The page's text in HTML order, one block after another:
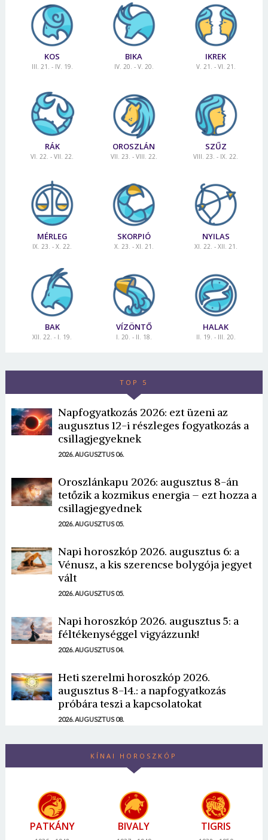
KOS
III. 21. - IV. 19.
BIKA
IV. 20. - V. 20.
IKREK
V. 21. - VI. 21.
RÁK
VI. 22. - VII. 22.
OROSZLÁN
VII. 23. - VIII. 22.
SZŰZ
VIII. 23. - IX. 22.
MÉRLEG
IX. 23. - X. 22.
SKORPIÓ
X. 23. - XI. 21.
NYILAS
XI. 22. - XII. 21.
BAK
XII. 22. - I. 19.
VÍZÖNTŐ
I. 20. - II. 18.
HALAK
II. 19. - III. 20.
TOP 5
Napfogyatkozás 2026: ezt üzeni az
augusztus 12-i részleges fogyatkozás a
csillagjegyeknek
2026. AUGUSZTUS 06.
Oroszlánkapu 2026: augusztus 8-án
tetőzik a kozmikus energia – ezt hozza a
csillagjegyednek
2026. AUGUSZTUS 05.
Napi horoszkóp 2026. augusztus 6: a
Vénusz, a kis szerencse bolygója jegyet
vált
2026. AUGUSZTUS 05.
Napi horoszkóp 2026. augusztus 5: a
féltékenységgel vigyázzunk!
2026. AUGUSZTUS 04.
Heti szerelmi horoszkóp 2026.
augusztus 8-14.: a napfogyatkozás
próbára teszi a kapcsolatokat
2026. AUGUSZTUS 08.
KÍNAI HOROSZKÓP
PATKÁNY BIVALY TIGRIS